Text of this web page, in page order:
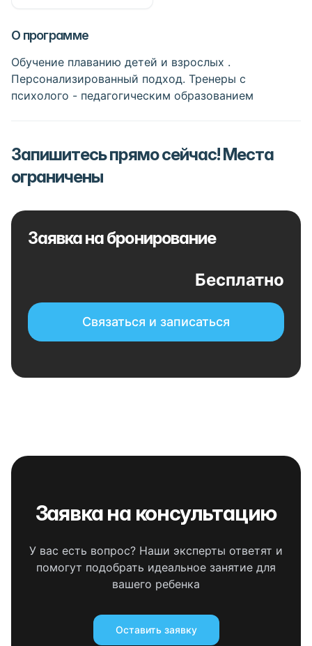
О программе
Обучение плаванию детей и взрослых .
Персонализированный подход. Тренеры с
психолого - педагогическим образованием
Запишитесь прямо сейчас! Места
ограничены
Заявка на бронирование
Бесплатно
Связаться и записаться
Заявка на консультацию
У вас есть вопрос? Наши эксперты ответят и
помогут подобрать идеальное занятие для
вашего ребенка
Оставить заявку